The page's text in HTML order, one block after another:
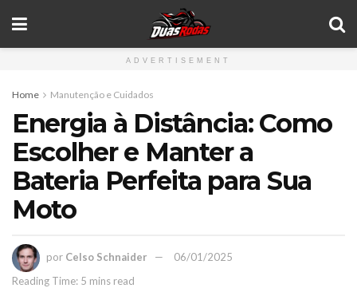
ADVERTISEMENT
Home Manutenção e Cuidados
Energia à Distância: Como
Escolher e Manter a
Bateria Perfeita para Sua
Moto
por Celso Schnaider
06/01/2025
Reading Time: 5 mins read